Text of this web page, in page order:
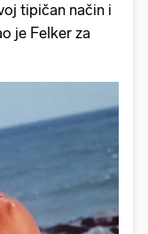
tipičan način i
je Felker za